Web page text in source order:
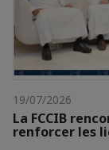
19/07/2026
La FCCIB
renforcer les